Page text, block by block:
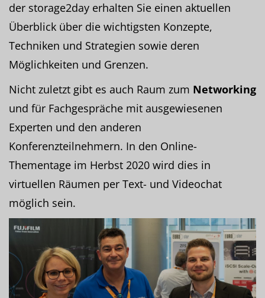
der storage2day erhalten Sie einen aktuellen
Überblick über die wichtigsten Konzepte,
Techniken und Strategien sowie deren
Möglichkeiten und Grenzen.
Nicht zuletzt gibt es auch Raum zum Networking
und für Fachgespräche mit ausgewiesenen
Experten und den anderen
Konferenzteilnehmern. In den Online-
Thementage im Herbst 2020 wird dies in
virtuellen Räumen per Text- und Videochat
möglich sein.